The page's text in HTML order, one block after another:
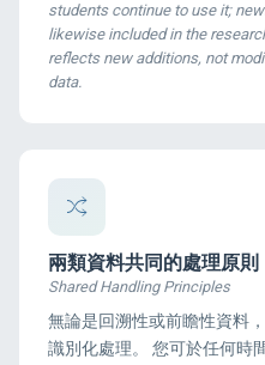
students continue to use it;
likewise included in the
reflects new additions, not
data.
兩類資料共同的處理原則
Shared Handling Principles
無論是回溯性或前瞻性資料
識別化處理。 您可於任何時